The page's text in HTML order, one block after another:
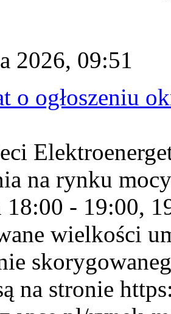
2026, 09:51
o ogłoszeniu
na rynku
18:00 - 19:00,
wielkości
na stronie